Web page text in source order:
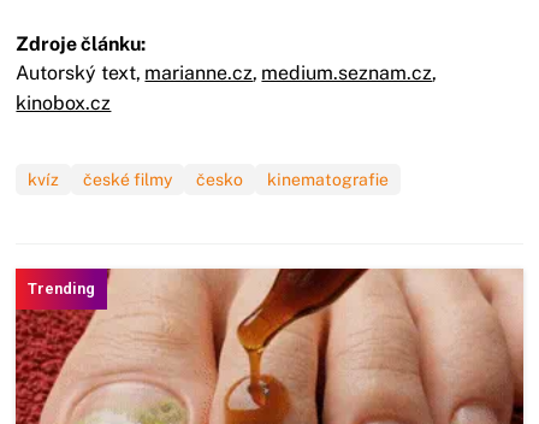
Zdroje článku:
Autorský text, marianne.cz, medium.seznam.cz,
kinobox.cz
kvíz české filmy česko kinematografie